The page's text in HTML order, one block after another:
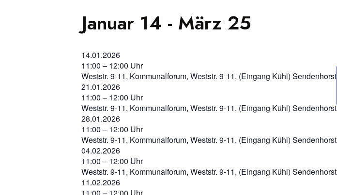
Januar 14 - März 25
14.01.2026
11:00 – 12:00 Uhr
Weststr. 9-11, Kommunalforum, Weststr. 9-11, (Eingang Kühl) Sendenhorst
21.01.2026
11:00 – 12:00 Uhr
Weststr. 9-11, Kommunalforum, Weststr. 9-11, (Eingang Kühl) Sendenhorst
28.01.2026
11:00 – 12:00 Uhr
Weststr. 9-11, Kommunalforum, Weststr. 9-11, (Eingang Kühl) Sendenhorst
04.02.2026
11:00 – 12:00 Uhr
Weststr. 9-11, Kommunalforum, Weststr. 9-11, (Eingang Kühl) Sendenhorst
11.02.2026